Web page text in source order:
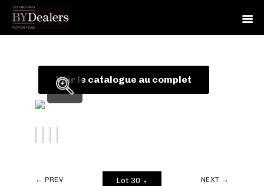
Voir le catalogue au complet
← PREV Lot 30 ▼ NEXT →